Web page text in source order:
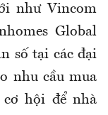
như Vincom
Global
số tại các đại
nhu cầu mua
hội để nhà